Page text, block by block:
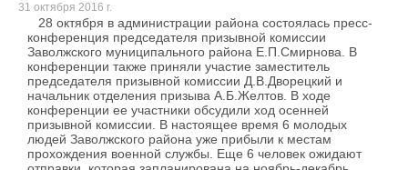
31 октября 2016 г.
28 октября в администрации района состоялась пресс-
конференция председателя призывной комиссии
Заволжского муниципального района Е.П.Смирнова. В
конференции также приняли участие заместитель
председателя призывной комиссии Д.В.Дворецкий и
начальник отделения призыва А.Б.Желтов. В ходе
конференции ее участники обсудили ход осенней
призывной комиссии. В настоящее время 6 молодых
людей Заволжского района уже прибыли к местам
прохождения военной службы. Еще 6 человек ожидают